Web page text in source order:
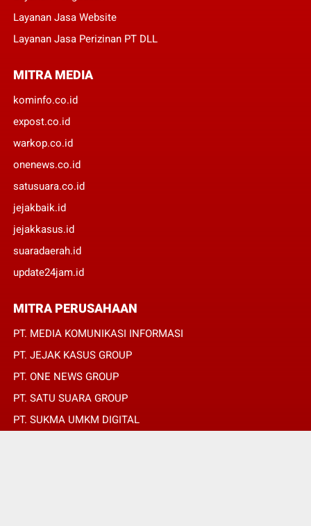
Layanan Jasa Website
Layanan Jasa Perizinan PT DLL
MITRA MEDIA
kominfo.co.id
expost.co.id
warkop.co.id
onenews.co.id
satusuara.co.id
jejakbaik.id
jejakkasus.id
suaradaerah.id
update24jam.id
MITRA PERUSAHAAN
PT. MEDIA KOMUNIKASI INFORMASI
PT. JEJAK KASUS GROUP
PT. ONE NEWS GROUP
PT. SATU SUARA GROUP
PT. SUKMA UMKM DIGITAL